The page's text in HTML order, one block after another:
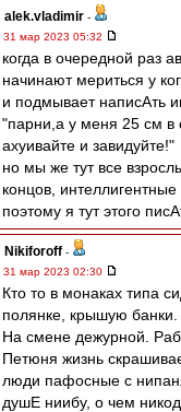
alek.vladimir -
31 мар 2023 05:32
когда в очередной раз
начинают мериться у
и подмывает написАть
"парни,а у меня 25 см в
ахуивайте и завидуйте!"
но мы же тут все
концов,
поэтому я тут этого
Nikiforoff -
31 мар 2023 02:30
Кто то в монаках типа
полянке, крышую банки.
На смене дежурной.
Петюня жизнь
люди пафосные с
душЕ ниибу, о чем